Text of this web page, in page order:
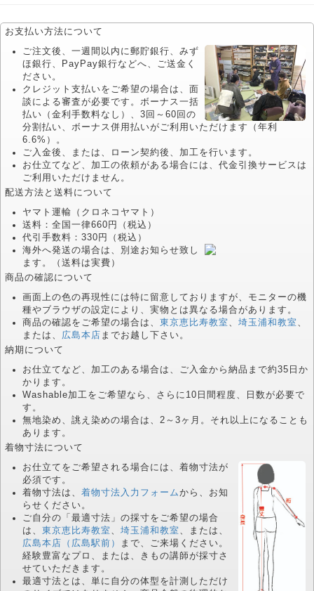
お支払い方法について
ご注文後、一週間以内に郵貯銀行、みず
ほ銀行、PayPay銀行などへ、ご送金く
ださい。
クレジット支払いをご希望の場合は、面
談による審査が必要です。ボーナス一括
払い（金利手数料なし）、3回～60回の
分割払い、ボーナス併用払いがご利用いただけます（年利
6.6%）。
ご入金後、または、ローン契約後、加工を行います。
お仕立てなど、加工の依頼がある場合には、代金引換サービスは
ご利用いただけません。
配送方法と送料について
ヤマト運輸（クロネコヤマト）
送料：全国一律660円（税込）
代引手数料：330円（税込）
海外へ発送の場合は、別途お知らせ致し
ます。（送料は実費）
商品の確認について
画面上の色の再現性には特に留意しておりますが、モニターの機
種やブラウザの設定により、実物とは異なる場合があります。
商品の確認をご希望の場合は、東京恵比寿教室 、埼玉浦和教室 、
または、 広島本店 までお越し下さい。
納期について
お仕立てなど、加工のある場合は、ご入金から納品まで約35日か
かります。
Washable加工をご希望なら、さらに10日間程度、日数が必要で
す。
無地染め、誂え染めの場合は、2～3ヶ月。それ以上になることも
あります。
着物寸法について
お仕立てをご希望される場合には、着物寸法が
必須です。
着物寸法は、着物寸法入力フォームから、お知
らせください。
ご自分の「最適寸法」の採寸をご希望の場合
は、東京恵比寿教室 、埼玉浦和教室 、または、
広島本店（広島駅前）
まで、ご来場ください。
経験豊富なプロ、または、きもの講師が採寸さ
せていただきます。
最適寸法とは、単に自分の体型を計測しただけ